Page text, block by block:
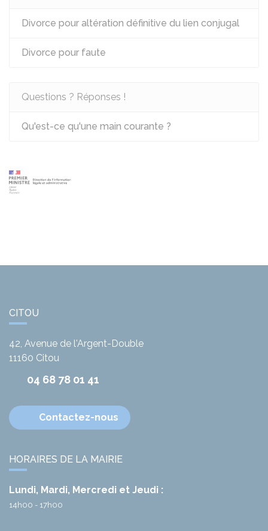
Divorce pour altération définitive du lien conjugal
Divorce pour faute
Questions ? Réponses !
Qu'est-ce qu'une main courante ?
CITOU
42, Avenue de l'Argent-Double
11160 Citou
04 68 78 01 41
Contactez-nous
HORAIRES DE LA MAIRIE
Lundi, Mardi, Mercredi et Jeudi :
14h00 - 17h00